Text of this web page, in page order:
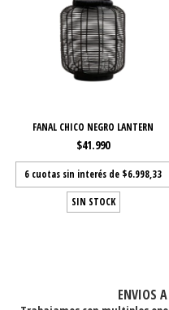
FANAL CHICO NEGRO LANTERN
$41.990
6 cuotas sin interés de $6.998,33
SIN STOCK
ENVIOS